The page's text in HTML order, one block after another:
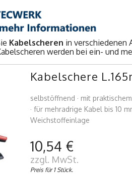
Kabelscheren in verschiedenen
werden bei ein- und
Kabelschere
selbstöffnend · mit
· für mehradrige Kabel bis 10
Weichstoffeinlage
10,54 €
zzgl. MwSt.
Preis für 1 Stück.